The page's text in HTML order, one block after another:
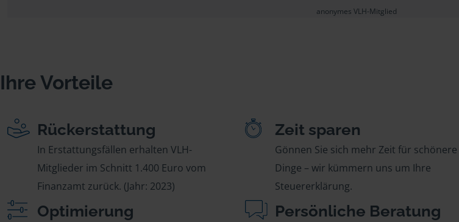
anonymes VLH-Mitglied
Ihre Vorteile
Rückerstattung
In Erstattungsfällen erhalten VLH-
Mitglieder im Schnitt 1.400 Euro vom
Finanzamt zurück. (Jahr: 2023)
Zeit sparen
Gönnen Sie sich mehr Zeit für schönere
Dinge – wir kümmern uns um Ihre
Steuererklärung.
Optimierung Persönliche Beratung